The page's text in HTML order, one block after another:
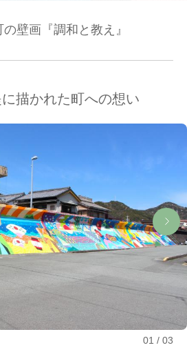
壁画『調和と教え』
描かれた町への想い
01 03